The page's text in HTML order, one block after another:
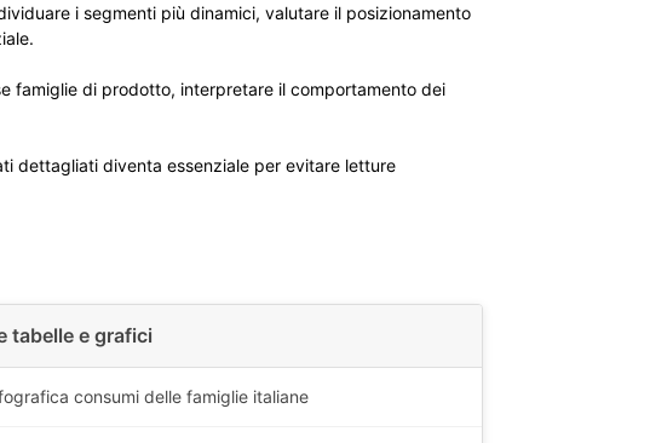
i segmenti più dinamici, valutare il posizionamento
famiglie di prodotto, interpretare il comportamento dei
dettagliati diventa essenziale per evitare letture
tabelle e grafici
consumi delle famiglie italiane